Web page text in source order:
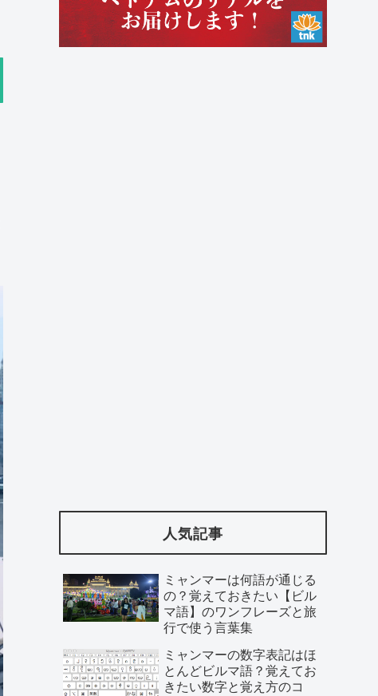
人気記事
ミャンマーは何語が通じる
の？覚えておきたい【ビル
マ語】のワンフレーズと旅
行で使う言葉集
ミャンマーの数字表記はほ
とんどビルマ語？覚えてお
きたい数字と覚え方のコ